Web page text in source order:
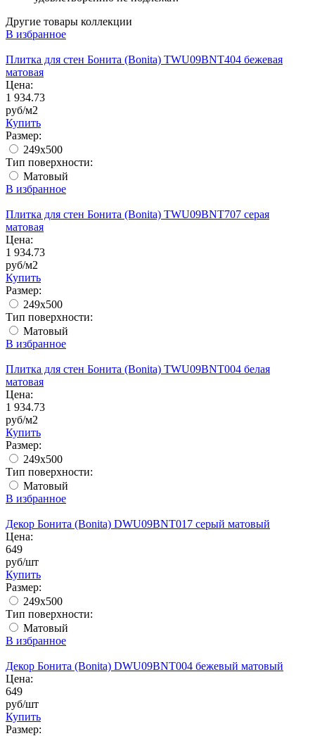
Другие товары коллекции
В избранное
Плитка для стен Бонита (Bonita) TWU09BNT404 бежевая
матовая
Цена:
1 934.73
руб/м2
Купить
Размер:
249x500
Тип поверхности:
Матовый
В избранное
Плитка для стен Бонита (Bonita) TWU09BNT707 серая
матовая
Цена:
1 934.73
руб/м2
Купить
Размер:
249x500
Тип поверхности:
Матовый
В избранное
Плитка для стен Бонита (Bonita) TWU09BNT004 белая
матовая
Цена:
1 934.73
руб/м2
Купить
Размер:
249x500
Тип поверхности:
Матовый
В избранное
Декор Бонита (Bonita) DWU09BNT017 серый матовый
Цена:
649
руб/шт
Купить
Размер:
249x500
Тип поверхности:
Матовый
В избранное
Декор Бонита (Bonita) DWU09BNT004 бежевый матовый
Цена:
649
руб/шт
Купить
Размер: